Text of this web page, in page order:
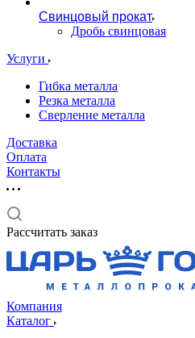
Свинцовый прокат
Дробь свинцовая
Услуги
Гибка металла
Резка металла
Сверление металла
Доставка
Оплата
Контакты
Рассчитать заказ
Компания
Каталог